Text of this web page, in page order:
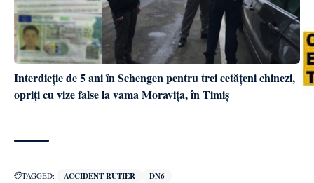
Interdicție de 5 ani în Schengen pentru trei cetățeni chinezi,
opriți cu vize false la vama Moravița, în Timiș
TAGGED: ACCIDENT RUTIER DN6